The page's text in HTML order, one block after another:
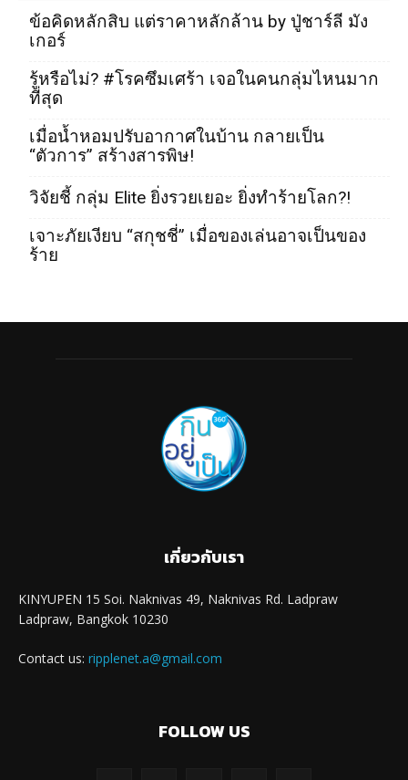
ข้อคิดหลักสิบ แต่ราคาหลักล้าน by ปู่ชาร์ลี มัง
เกอร์
รู้หรือไม่? #โรคซึมเศร้า เจอในคนกลุ่มไหนมาก
ที่สุด
เมื่อน้ำหอมปรับอากาศในบ้าน กลายเป็น
“ตัวการ” สร้างสารพิษ!
วิจัยชี้ กลุ่ม Elite ยิ่งรวยเยอะ ยิ่งทำร้ายโลก?!
เจาะภัยเงียบ “สกุชชี่” เมื่อของเล่นอาจเป็นของ
ร้าย
เกี่ยวกับเรา
KINYUPEN 15 Soi. Naknivas 49, Naknivas Rd. Ladpraw
Ladpraw, Bangkok 10230
Contact us: ripplenet.a@gmail.com
FOLLOW US